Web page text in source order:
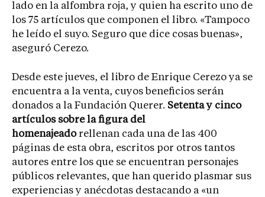
lado en la alfombra roja, y quien ha escrito uno de
los 75 artículos que componen el libro. «Tampoco
he leído el suyo. Seguro que dice cosas buenas»,
aseguró Cerezo.
Desde este jueves, el libro de Enrique Cerezo ya se
encuentra a la venta, cuyos beneficios serán
donados a la Fundación Querer. Setenta y cinco
artículos sobre la figura del
homenajeadorellenan cada una de las 400
páginas de esta obra, escritos por otros tantos
autores entre los que se encuentran personajes
públicos relevantes, que han querido plasmar sus
experiencias y anécdotas destacando a «un